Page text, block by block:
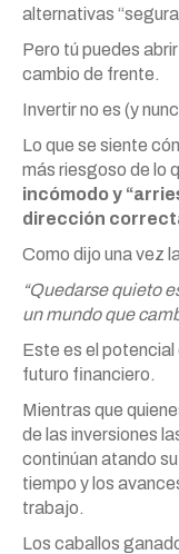
alternativas
Pero tú puedes
cambio de frente.
Invertir no es (y
Lo que se siente
más riesgoso de lo
incómodo y
dirección
Como dijo una vez
“Quedarse quieto
un mundo que
Este es el potencial
futuro financiero.
Mientras que
de las inversiones
continúan atando
tiempo y los
trabajo.
Los caballos